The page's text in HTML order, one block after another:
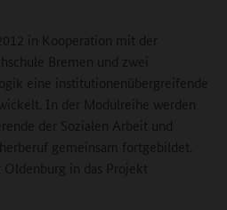
in Kooperation mit der
Bremen und zwei
eine institutionenübergreifende
In der Modulreihe werden
der Sozialen Arbeit und
gemeinsam fortgebildet.
Oldenburg in das Projekt